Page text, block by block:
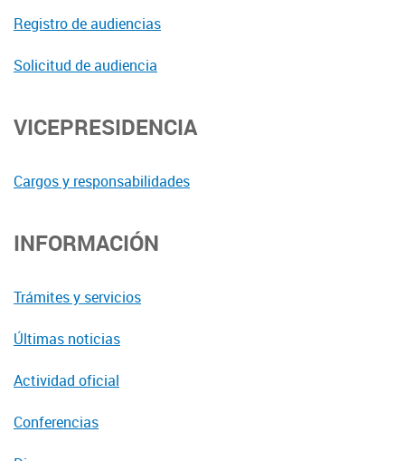
Registro de audiencias
Solicitud de audiencia
VICEPRESIDENCIA
Cargos y responsabilidades
INFORMACIÓN
Trámites y servicios
Últimas noticias
Actividad oficial
Conferencias